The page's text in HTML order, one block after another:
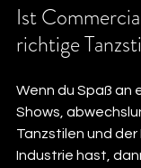
Ist
richtige
Wenn du Spaß an
Shows,
Tanzstilen und
Industrie hast,